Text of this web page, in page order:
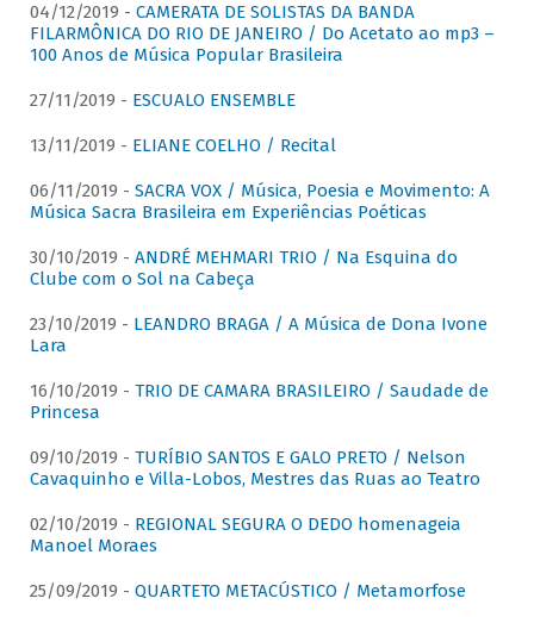
04/12/2019 - CAMERATA DE SOLISTAS DA BANDA
FILARMÔNICA DO RIO DE JANEIRO / Do Acetato ao mp3 –
100 Anos de Música Popular Brasileira
27/11/2019 - ESCUALO ENSEMBLE
13/11/2019 - ELIANE COELHO / Recital
06/11/2019 - SACRA VOX / Música, Poesia e Movimento: A
Música Sacra Brasileira em Experiências Poéticas
30/10/2019 - ANDRÉ MEHMARI TRIO / Na Esquina do
Clube com o Sol na Cabeça
23/10/2019 - LEANDRO BRAGA / A Música de Dona Ivone
Lara
16/10/2019 - TRIO DE CAMARA BRASILEIRO / Saudade de
Princesa
09/10/2019 - TURÍBIO SANTOS E GALO PRETO / Nelson
Cavaquinho e Villa-Lobos, Mestres das Ruas ao Teatro
02/10/2019 - REGIONAL SEGURA O DEDO homenageia
Manoel Moraes
25/09/2019 - QUARTETO METACÚSTICO / Metamorfose